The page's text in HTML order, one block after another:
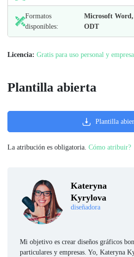
Formatos
disponibles:
Microsoft
ODT
Licencia: Gratis para uso personal y
Kateryna
Kyrylova
diseñadora
Mi objetivo es crear diseños gráficos
particulares y empresas. Yo, Kateryna
Plantilla abierta
Plantilla
La atribución es obligatoria. Cómo atribuir?